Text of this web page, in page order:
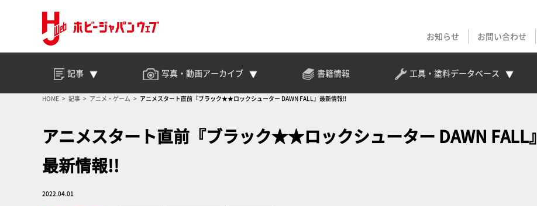
お知らせ
お問い合わせ
記事 写真・動画アーカイブ 書籍情報 工具・塗料データベース
HOME 記事 アニメ・ゲーム アニメスタート直前『ブラック★★ロックシューター DAWN FALL』最新情報!!
アニメスタート直前『ブラック★★ロックシューター DAWN FALL』
最新情報!!
2022.04.01